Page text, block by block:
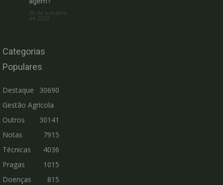
30 de outubro
de 2023
Categorias
Populares
Destaque
30690
Gestão Agrícola
30141
Outros
7915
Notas
Técnicas
4036
Pragas
1015
Doenças
815